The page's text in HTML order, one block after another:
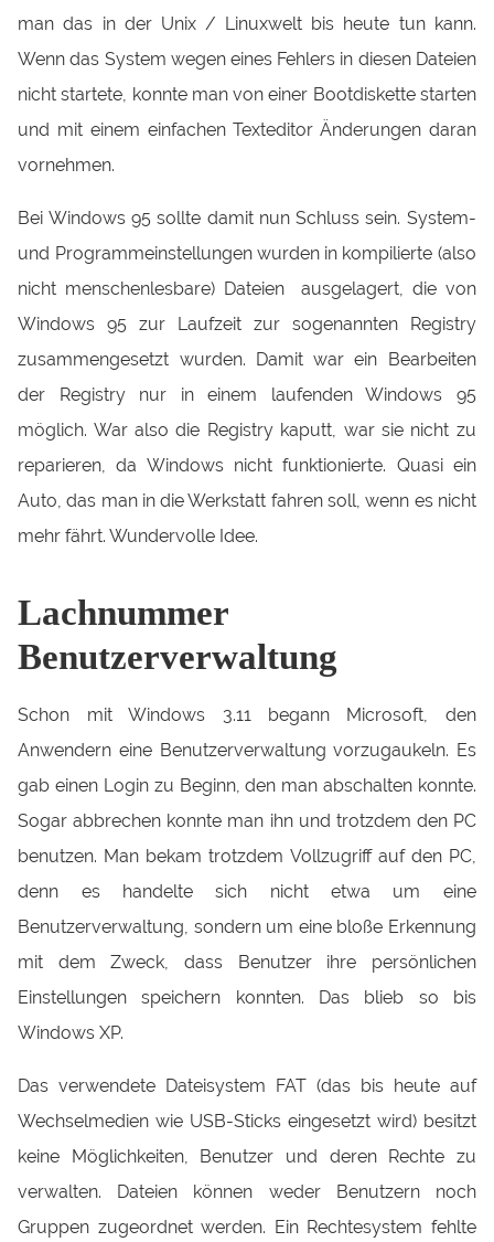
man das in der Unix / Linuxwelt bis heute tun kann.
Wenn das System wegen eines Fehlers in diesen Dateien
nicht startete, konnte man von einer Bootdiskette starten
und mit einem einfachen Texteditor Änderungen daran
vornehmen.
Bei Windows 95 sollte damit nun Schluss sein. System-
und Programmeinstellungen wurden in kompilierte (also
nicht menschenlesbare) Dateien ausgelagert, die von
Windows 95 zur Laufzeit zur sogenannten Registry
zusammengesetzt wurden. Damit war ein Bearbeiten
der Registry nur in einem laufenden Windows 95
möglich. War also die Registry kaputt, war sie nicht zu
reparieren, da Windows nicht funktionierte. Quasi ein
Auto, das man in die Werkstatt fahren soll, wenn es nicht
mehr fährt. Wundervolle Idee.
Lachnummer
Benutzerverwaltung
Schon mit Windows 3.11 begann Microsoft, den
Anwendern eine Benutzerverwaltung vorzugaukeln. Es
gab einen Login zu Beginn, den man abschalten konnte.
Sogar abbrechen konnte man ihn und trotzdem den PC
benutzen. Man bekam trotzdem Vollzugriff auf den PC,
denn es handelte sich nicht etwa um eine
Benutzerverwaltung, sondern um eine bloße Erkennung
mit dem Zweck, dass Benutzer ihre persönlichen
Einstellungen speichern konnten. Das blieb so bis
Windows XP.
Das verwendete Dateisystem FAT (das bis heute auf
Wechselmedien wie USB-Sticks eingesetzt wird) besitzt
keine Möglichkeiten, Benutzer und deren Rechte zu
verwalten. Dateien können weder Benutzern noch
Gruppen zugeordnet werden. Ein Rechtesystem fehlte